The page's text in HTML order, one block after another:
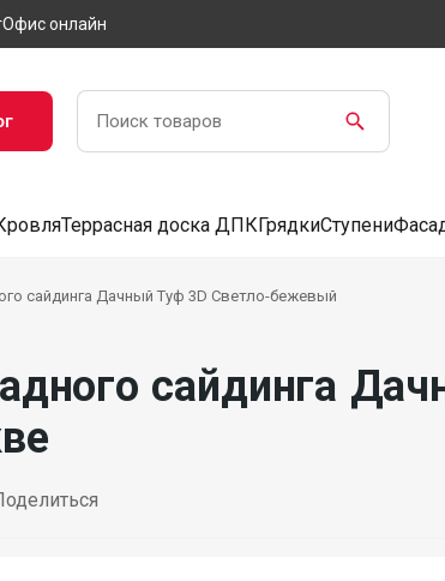
Офис онлайн
Террасная доска ДПКГрядкиСтупени
сайдинга Дачный Туф 3D Светло-бежевый
сайдинга